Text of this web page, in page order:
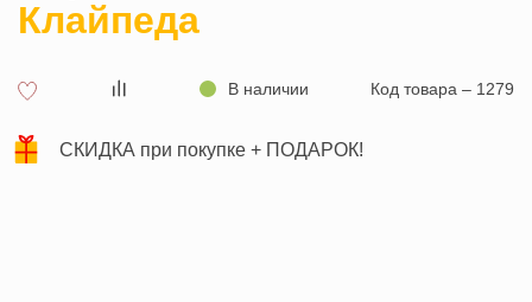
Клайпеда
В наличии Код товара – 1279
СКИДКА при покупке + ПОДАРОК!